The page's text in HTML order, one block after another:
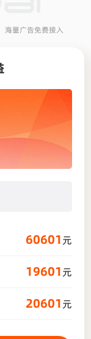
海量广告免费接入
60601元
19601元
20601元